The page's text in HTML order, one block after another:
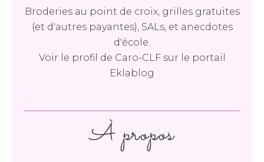
Broderies au point de croix, grilles gratuites
(et d'autres payantes), SALs, et anecdotes
d'école.
Voir le profil de Caro-CLFsur le portail
Eklablog
À propos